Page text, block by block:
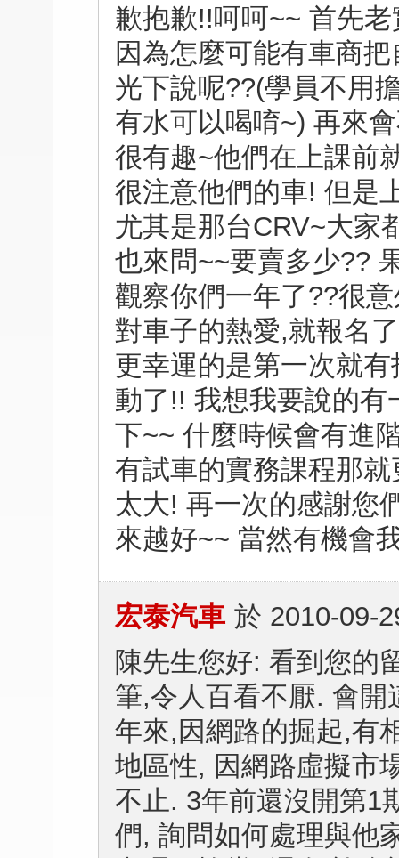
歉抱歉!!呵呵~~ 首先
因為怎麼可能有車商
光下說呢??(學員不用
有水可以喝唷~) 再來
很有趣~他們在上課前
很注意他們的車! 但是
尤其是那台CRV~大家
也來問~~要賣多少??
觀察你們一年了??很
對車子的熱愛,就報名
更幸運的是第一次就
動了!! 我想我要說的
下~~ 什麼時候會有進
有試車的實務課程那
太大! 再一次的感謝您
來越好~~ 當然有機會
宏泰汽車 於 2010-09-
陳先生您好: 看到您的
筆,令人百看不厭. 會
年來,因網路的掘起,有
地區性, 因網路虛擬市
不止. 3年前還沒開第1
們, 詢問如何處理與他